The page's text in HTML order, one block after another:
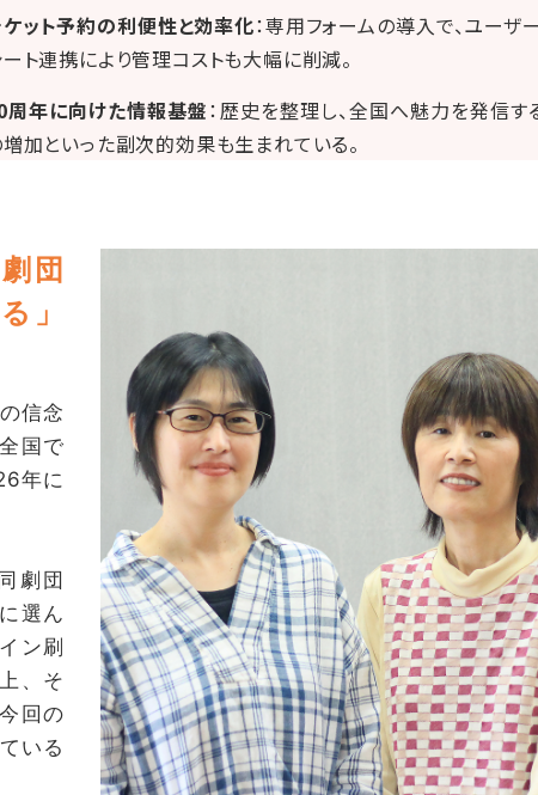
ット予約の利便性と効率化：専用フォームの導入で、ユーザ
ト連携により管理コストも大幅に削減。
周年に向けた情報基盤：歴史を整理し、全国へ魅力を発信
加といった副次的効果も生まれている。
団
」
信念
国で
年に
劇団
選ん
ン刷
、そ
回の
いる